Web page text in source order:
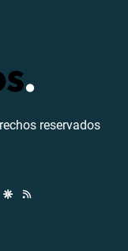
reservados
Google Discover